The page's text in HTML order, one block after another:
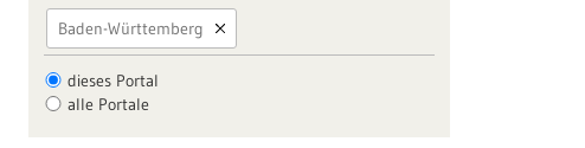
Baden-Württemberg
dieses Portal
alle Portale